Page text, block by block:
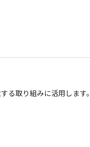
る取り組みに活用します。